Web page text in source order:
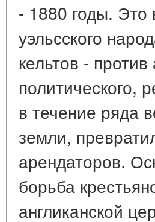
- 1880 годы.
уэльсского
кельтов - против
политического,
в течение ряда
земли,
арендаторов.
борьба
англиканской